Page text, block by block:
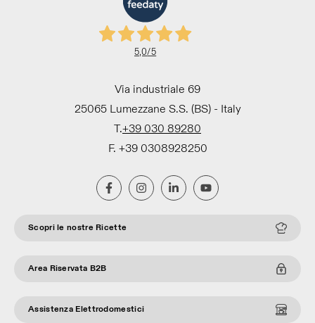
5,0/5
Via industriale 69
25065 Lumezzane S.S. (BS) - Italy
T.+39 030 89280
F. +39 0308928250
Scopri le nostre Ricette
Area Riservata B2B
Assistenza Elettrodomestici